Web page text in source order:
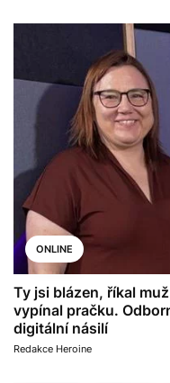
ONLINE
Ty jsi blázen, říkal
vypínal pračku.
digitální násilí
Redakce Heroine